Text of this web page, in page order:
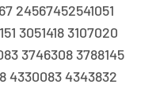
24567452541051
3051418 3107020
3746308 3788145
4330083 4343832